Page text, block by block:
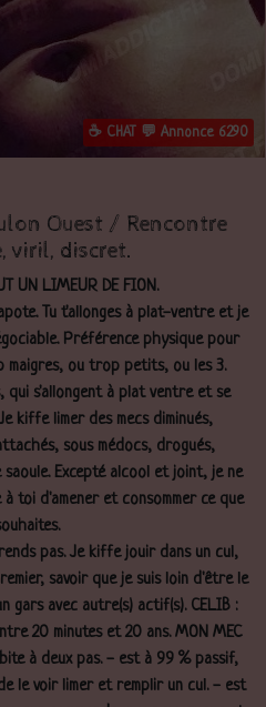
☕ CHAT 💬 Annonce 6290
Ouest / Rencontre
viril, discret.
UN LIMEUR DE FION.
Tu t'allonges à plat-ventre et je
Préférence physique pour
ou trop petits, ou les 3.
qui s'allongent à plat ventre et se
kiffe limer des mecs diminués,
sous médocs, drogués,
saoule. Excepté alcool et joint, je ne
toi d'amener et consommer ce que
pas. Je kiffe jouir dans un cul,
savoir que je suis loin d'être le
gars avec autre(s) actif(s). CELIB :
20 minutes et 20 ans. MON MEC
à deux pas. - est à 99 % passif,
le voir limer et remplir un cul. - est